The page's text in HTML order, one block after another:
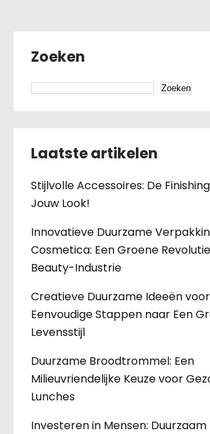
Zoeken
Zoeken
Laatste artikelen
Stijlvolle Accessoires: De
Jouw Look!
Innovatieve Duurzame
Cosmetica: Een Groene
Beauty-Industrie
Creatieve Duurzame Ideeën voor
Eenvoudige Stappen naar Een
Levensstijl
Duurzame Broodtrommel: Een
Milieuvriendelijke Keuze voor
Lunches
Investeren in Mensen: Duurzaam